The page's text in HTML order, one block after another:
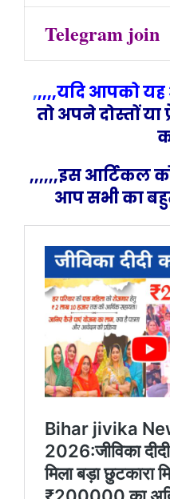
Telegram join
,,,,,यदि आपको
तो अपने दोस्तों
,,,,,,इस आर्टिकल
आप सभी का